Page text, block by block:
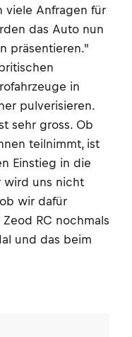
viele Anfragen für
das Auto nun
präsentieren."
in
pulverisieren.
sehr gross. Ob
teilnimmt, ist
Einstieg in die
wird uns nicht
wir dafür
RC nochmals
und das beim